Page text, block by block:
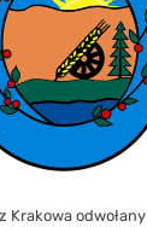
Krakowa odwołany